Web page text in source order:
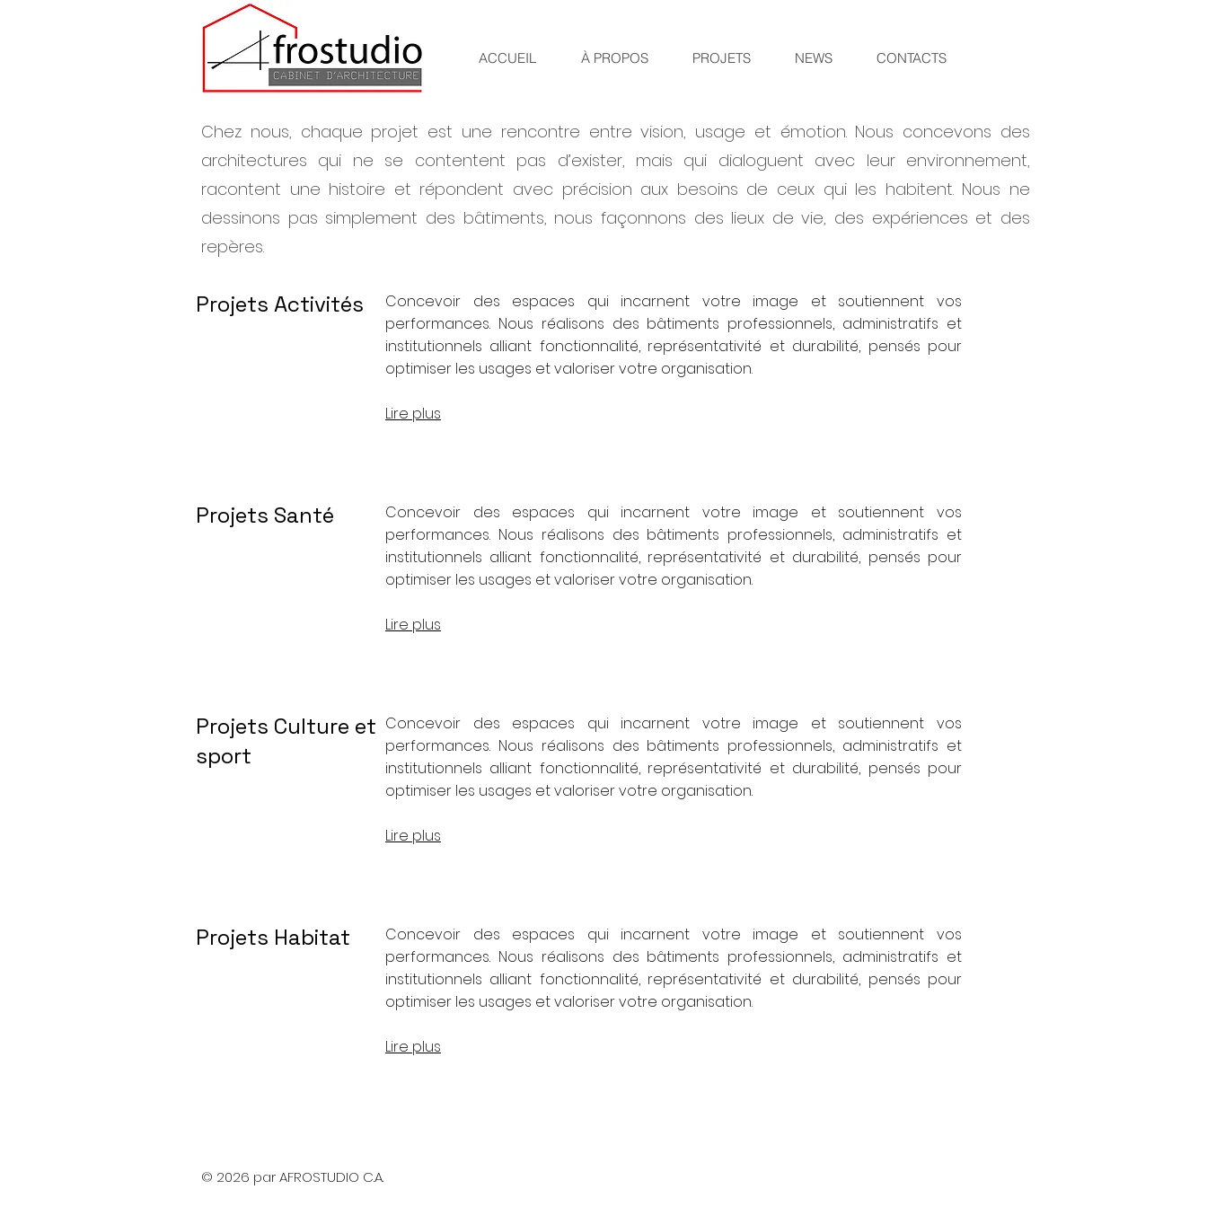
ACCUEIL À PROPOS PROJETS NEWS CONTACTS
Chez nous, chaque projet est une rencontre entre vision, usage et émotion. Nous concevons des
architectures qui ne se contentent pas d’exister, mais qui dialoguent avec leur environnement,
racontent une histoire et répondent avec précision aux besoins de ceux qui les habitent. Nous ne
dessinons pas simplement des bâtiments, nous façonnons des lieux de vie, des expériences et des
repères.
Projets Activités
Concevoir des espaces qui incarnent votre image et soutiennent vos
performances. Nous réalisons des bâtiments professionnels, administratifs et
institutionnels alliant fonctionnalité, représentativité et durabilité, pensés pour
optimiser les usages et valoriser votre organisation.
Lire plus
Projets Santé
Concevoir des espaces qui incarnent votre image et soutiennent vos
performances. Nous réalisons des bâtiments professionnels, administratifs et
institutionnels alliant fonctionnalité, représentativité et durabilité, pensés pour
optimiser les usages et valoriser votre organisation.
Lire plus
Projets Culture et
sport
Concevoir des espaces qui incarnent votre image et soutiennent vos
performances. Nous réalisons des bâtiments professionnels, administratifs et
institutionnels alliant fonctionnalité, représentativité et durabilité, pensés pour
optimiser les usages et valoriser votre organisation.
Lire plus
Projets Habitat
Concevoir des espaces qui incarnent votre image et soutiennent vos
performances. Nous réalisons des bâtiments professionnels, administratifs et
institutionnels alliant fonctionnalité, représentativité et durabilité, pensés pour
optimiser les usages et valoriser votre organisation.
Lire plus
© 2026 par AFROSTUDIO C.A.